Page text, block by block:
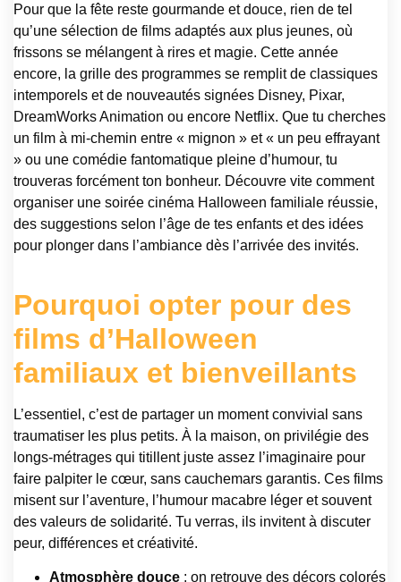
Pour que la fête reste gourmande et douce, rien de tel
qu’une sélection de films adaptés aux plus jeunes, où
frissons se mélangent à rires et magie. Cette année
encore, la grille des programmes se remplit de classiques
intemporels et de nouveautés signées Disney, Pixar,
DreamWorks Animation ou encore Netflix. Que tu cherches
un film à mi-chemin entre « mignon » et « un peu effrayant
» ou une comédie fantomatique pleine d’humour, tu
trouveras forcément ton bonheur. Découvre vite comment
organiser une soirée cinéma Halloween familiale réussie,
des suggestions selon l’âge de tes enfants et des idées
pour plonger dans l’ambiance dès l’arrivée des invités.
Pourquoi opter pour des
films d’Halloween
familiaux et bienveillants
L’essentiel, c’est de partager un moment convivial sans
traumatiser les plus petits. À la maison, on privilégie des
longs-métrages qui titillent juste assez l’imaginaire pour
faire palpiter le cœur, sans cauchemars garantis. Ces films
misent sur l’aventure, l’humour macabre léger et souvent
des valeurs de solidarité. Tu verras, ils invitent à discuter
peur, différences et créativité.
Atmosphère douce : on retrouve des décors colorés